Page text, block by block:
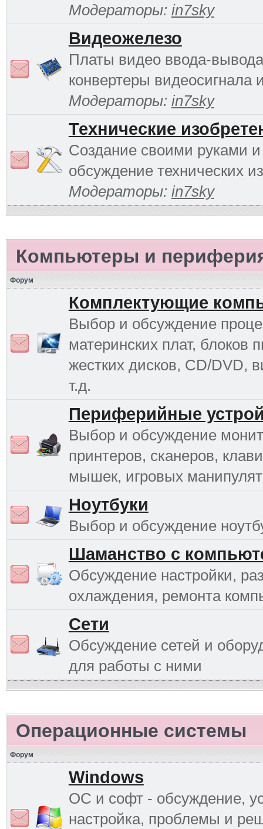
Модераторы: in7sky
Видеожелезо
Платы видео ввода-
конвертеры видеосигнала
Модераторы: in7sky
Технические
Создание своими руками и
обсуждение технических
Модераторы: in7sky
Компьютеры и
Форум
Комплектующие
Выбор и обсуждение
материнских плат, блоков
жестких дисков, CD/DVD,
т.д.
Периферийные
Выбор и обсуждение
принтеров, сканеров,
мышек, игровых
Ноутбуки
Выбор и обсуждение
Шаманство с
Обсуждение настройки,
охлаждения, ремонта
Сети
Обсуждение сетей и
для работы с ними
Операционные системы
Форум
Windows
ОС и софт - обсуждение,
настройка, проблемы и